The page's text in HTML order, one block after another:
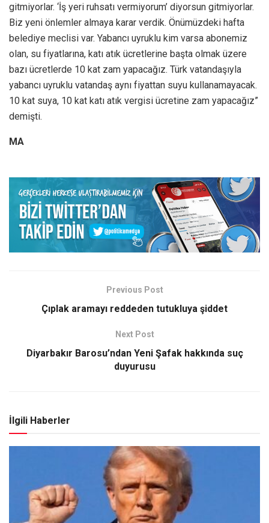
gitmiyorlar. ‘İş yeri ruhsatı vermiyorum’ diyorsun gitmiyorlar.
Biz yeni önlemler almaya karar verdik. Önümüzdeki hafta
belediye meclisi var. Yabancı uyruklu kim varsa abonemiz
olan, su fiyatlarına, katı atık ücretlerine başta olmak üzere
bazı ücretlerde 10 kat zam yapacağız. Türk vatandaşıyla
yabancı uyruklu vatandaş aynı fiyattan suyu kullanamayacak.
10 kat suya, 10 kat katı atık vergisi ücretine zam yapacağız”
demişti.
MA
Previous Post
Çıplak aramayı reddeden tutukluya şiddet
Next Post
Diyarbakır Barosu’ndan Yeni Şafak hakkında suç
duyurusu
İlgili Haberler